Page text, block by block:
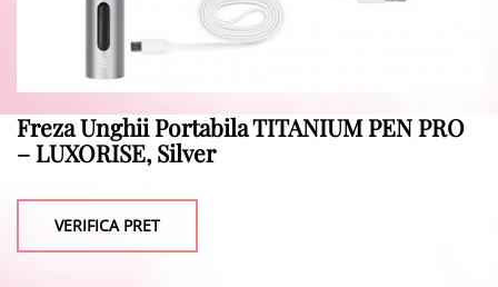
Freza Unghii Portabila TITANIUM PEN PRO
– LUXORISE, Silver
VERIFICA PRET